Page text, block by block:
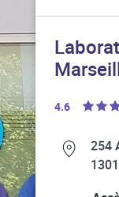
4.6
Link
254
Link